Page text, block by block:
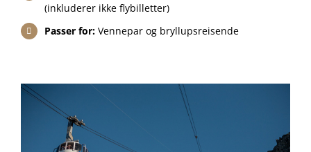
(inkluderer ikke flybilletter)
Passer for: Vennepar og bryllupsreisende